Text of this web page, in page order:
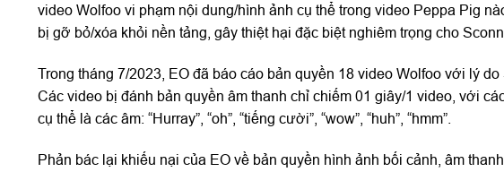
video Wolfoo vi phạm nội dung/hình ảnh cụ thể trong video Peppa Pig
bị gỡ bỏ/xóa khỏi nền tảng, gây thiệt hại đặc biệt nghiêm trọng cho
Trong tháng 7/2023, EO đã báo cáo bản quyền 18 video Wolfoo với lý
Các video bị đánh bản quyền âm thanh chỉ chiếm 01 giây/1 video, với
cụ thể là các âm: “Hurray”, “oh”, “tiếng cười”, “wow”, “huh”, “hmm”.
Phản bác lại khiếu nại của EO về bản quyền hình ảnh bối cảnh, âm